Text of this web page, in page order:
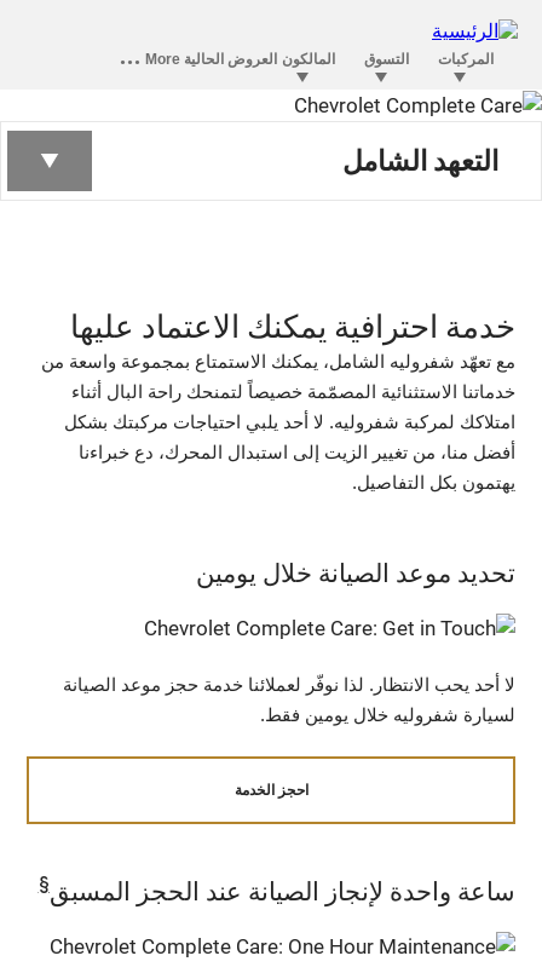
تعهد شفروليه
الشامل
التعهد الشامل
خدمة احترافية يمكنك الاعتماد عليها
مع تعهّد شفروليه الشامل، يمكنك الاستمتاع بمجموعة واسعة من
خدماتنا الاستثنائية المصمّمة خصيصاً لتمنحك راحة البال أثناء
امتلاكك لمركبة شفروليه. لا أحد يلبي احتياجات مركبتك بشكل
أفضل منا، من تغيير الزيت إلى استبدال المحرك، دع خبراءنا
يهتمون بكل التفاصيل.
تحديد موعد الصيانة خلال يومين
لا أحد يحب الانتظار. لذا نوفّر لعملائنا خدمة حجز موعد الصيانة
لسيارة شفروليه خلال يومين فقط.
احجز الخدمة
ساعة واحدة لإنجاز الصيانة عند الحجز المسبق§